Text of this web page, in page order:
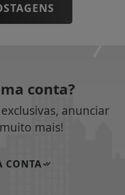
conta?
anunciar
mais!
CONTA